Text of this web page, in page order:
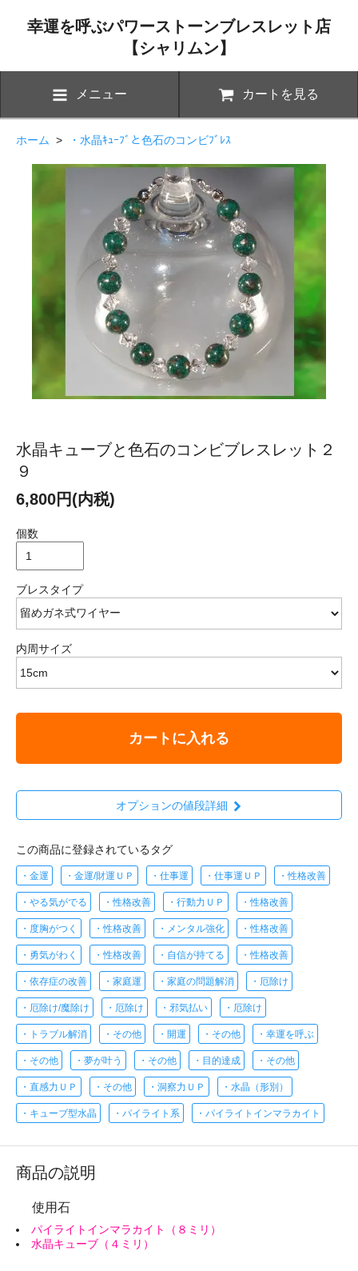
幸運を呼ぶパワーストーンブレスレット店
【シャリムン】
メニュー カートを見る
ホーム > ・水晶ｷｭｰﾌﾞと色石のコンビﾌﾞﾚｽ
水晶キューブと色石のコンビブレスレット２
９
6,800円(内税)
個数
ブレスタイプ
内周サイズ
カートに入れる
オプションの値段詳細
この商品に登録されているタグ
・金運 ・金運/財運ＵＰ ・仕事運 ・仕事運ＵＰ ・性格改善
・やる気がでる ・性格改善 ・行動力ＵＰ ・性格改善
・度胸がつく ・性格改善 ・メンタル強化 ・性格改善
・勇気がわく ・性格改善 ・自信が持てる ・性格改善
・依存症の改善 ・家庭運 ・家庭の問題解消 ・厄除け
・厄除け/魔除け ・厄除け ・邪気払い ・厄除け
・トラブル解消 ・その他 ・開運 ・その他 ・幸運を呼ぶ
・その他 ・夢が叶う ・その他 ・目的達成 ・その他
・直感力ＵＰ ・その他 ・洞察力ＵＰ ・水晶（形別）
・キューブ型水晶 ・パイライト系 ・パイライトインマラカイト
商品の説明
使用石
パイライトインマラカイト（８ミリ）
水晶キューブ（４ミリ）